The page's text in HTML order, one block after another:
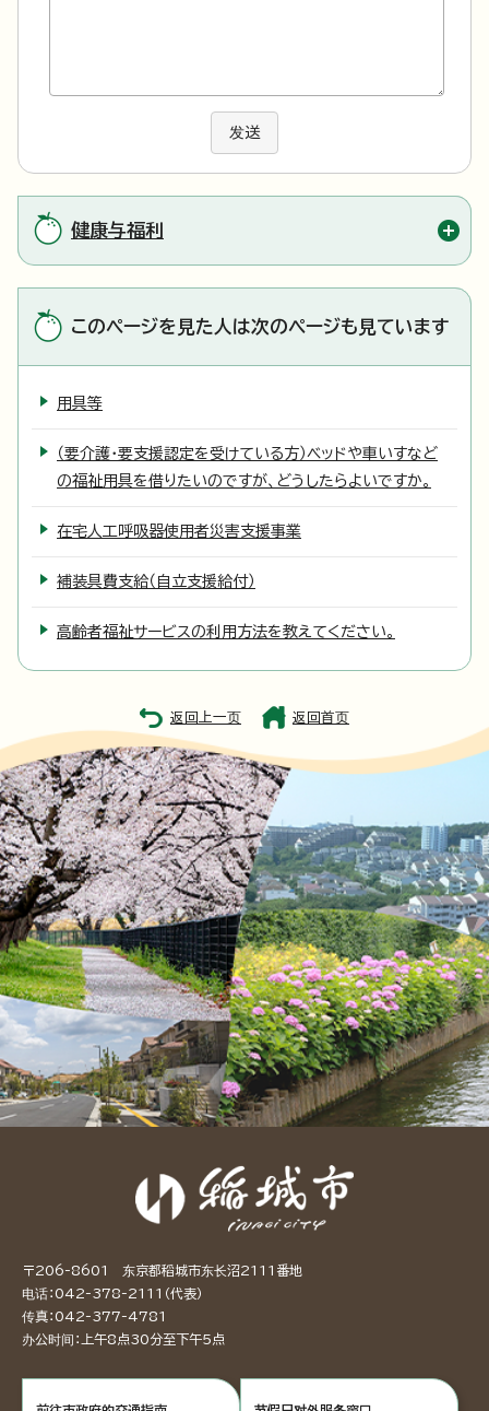
发送
健康与福利
このページを見た人は次のページも見ています
用具等
（要介護・要支援認定を受けている方）ベッドや車いすなど
の福祉用具を借りたいのですが、どうしたらよいですか。
在宅人工呼吸器使用者災害支援事業
補装具費支給（自立支援給付）
高齢者福祉サービスの利用方法を教えてください。
返回上一页 返回首页
〒206-8601 东京都稻城市东长沼2111番地
电话：042-378-2111（代表）
传真：042-377-4781
办公时间：上午8点30分至下午5点